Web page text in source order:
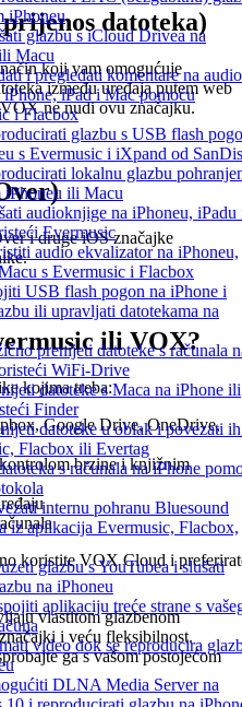
iPhoneu
glazbu s iCloud Drivea na
Macu
i pregledati komentare na audio
iPhone, iPad i Mac pomoću
i Flacbox
glazbu s USB flash
s Evermusic i iXpand od
lokalnu glazbu
iPhoneu ili Macu
audioknjige na iPhoneu, iPadu
Evermusic
audio ekvalizator na iPhoneu,
s Evermusic i Flacbox
USB flash pogon na iPhone i
ili upravljati datotekama na
prenijeti datoteke s računala
WiFi-Drive
datoteke s Maca na iPhone ili
Finder
datoteke u oblak i povezati
Flacbox ili Evertag
s računala na iPhone
internu pohranu Bluesound
iz aplikacija Evermusic, Flacbox,
glazbu s YouTubea i slušati
na iPhoneu
aplikaciju treće strane s
video dok se reproducira
DLNA Media Server na
datoteka)
koji vam omogućuje
između uređaja putem web
ne nudi ovu značajku.
i druge iOS značajke
ili VOX?
kojima treba:
Google Drive, OneDrive,
brzine i knjižnim
koristite VOX Cloud i
vlastitom glazbenom
i veću fleksibilnost.
ga s vašom postojećom